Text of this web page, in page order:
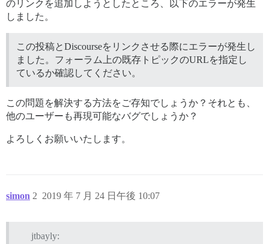
のリンクを追加しようとしたところ、以下のエラーが発生
しました。
この投稿とDiscourseをリンクさせる際にエラーが発生し
ました。フォーラム上の既存トピックのURLを指定し
ているか確認してください。
この問題を解決する方法をご存知でしょうか？それとも、
他のユーザーも再現可能なバグでしょうか？
よろしくお願いいたします。
simon 2019 年 7 月 24 日午後 10:07
2
jtbayly: